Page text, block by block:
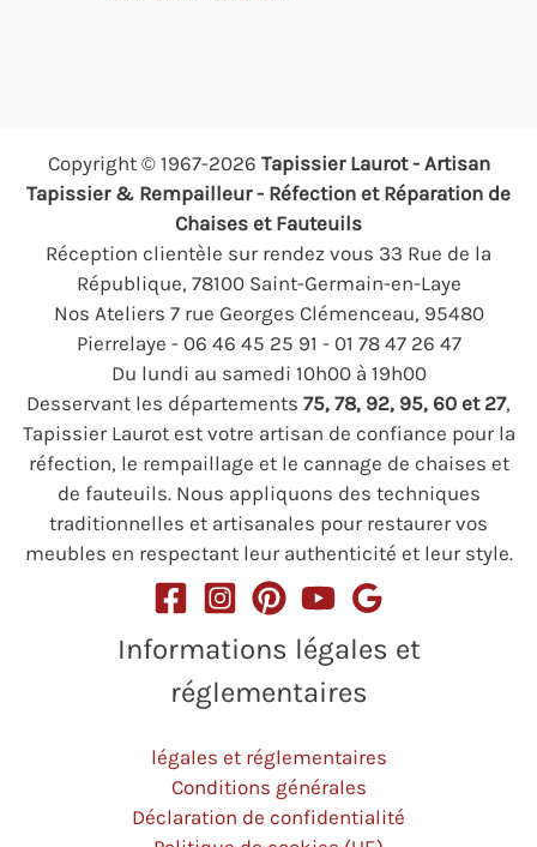
Copyright © 1967-2026 Tapissier Laurot - Artisan
Tapissier & Rempailleur - Réfection et Réparation de
Chaises et Fauteuils
Réception clientèle sur rendez vous 33 Rue de la
République, 78100 Saint-Germain-en-Laye
Nos Ateliers 7 rue Georges Clémenceau, 95480
Pierrelaye - 06 46 45 25 91 - 01 78 47 26 47
Du lundi au samedi 10h00 à 19h00
Desservant les départements 75, 78, 92, 95, 60 et 27,
Tapissier Laurot est votre artisan de confiance pour la
réfection, le rempaillage et le cannage de chaises et
de fauteuils. Nous appliquons des techniques
traditionnelles et artisanales pour restaurer vos
meubles en respectant leur authenticité et leur style.
Informations légales et
réglementaires
légales et réglementaires
Conditions générales
Déclaration de confidentialité